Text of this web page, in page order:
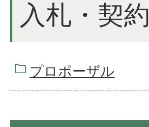
入札・契約
プロポーザル